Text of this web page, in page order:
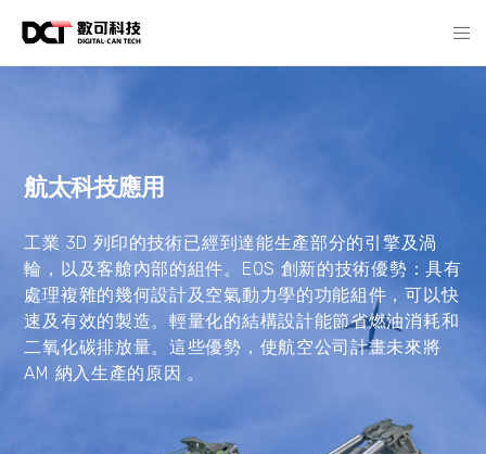
航太科技應用
工業 3D 列印的技術已經到達能生產部分的引擎及渦
輪，以及客艙內部的組件。EOS 創新的技術優勢：具有
處理複雜的幾何設計及空氣動力學的功能組件，可以快
速及有效的製造。輕量化的結構設計能節省燃油消耗和
二氧化碳排放量。這些優勢，使航空公司計畫未來將
AM 納入生產的原因 。